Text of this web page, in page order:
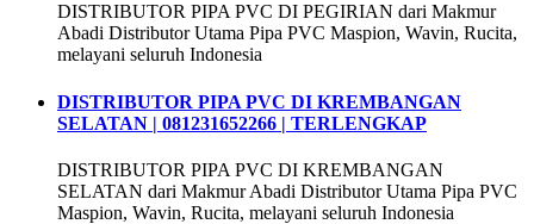
DISTRIBUTOR PIPA PVC DI PEGIRIAN dari Makmur
Abadi Distributor Utama Pipa PVC Maspion, Wavin, Rucita,
melayani seluruh Indonesia
DISTRIBUTOR PIPA PVC DI KREMBANGAN
SELATAN | 081231652266 | TERLENGKAP
DISTRIBUTOR PIPA PVC DI KREMBANGAN
SELATAN dari Makmur Abadi Distributor Utama Pipa PVC
Maspion, Wavin, Rucita, melayani seluruh Indonesia